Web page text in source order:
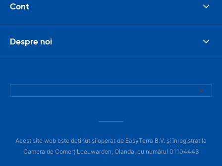
Cont
Despre noi
Acest site web este deținut și operat de EasyTerra B.V. și înregistrat la
Camera de Comerț Leeuwarden, Olanda, cu numărul 01104443